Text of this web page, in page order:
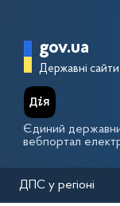
Головна
gov.ua
Державні сайти
Єдиний
вебпортал
ДПС у регіоні